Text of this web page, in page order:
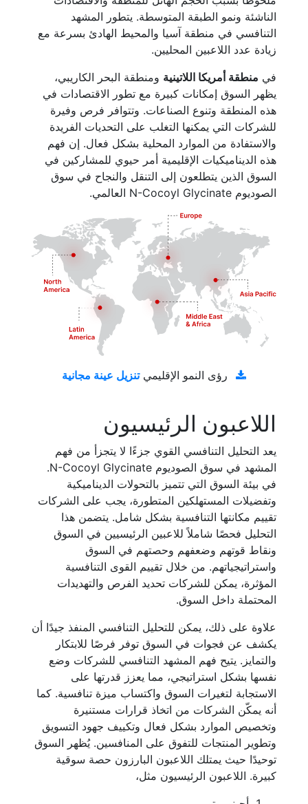
الناشئة ونمو الطبقة المتوسطة. يتطور المشهد
التنافسي في منطقة آسيا والمحيط الهادئ بسرعة مع
زيادة عدد اللاعبين المحليين.
في منطقة أمريكا اللاتينية ومنطقة البحر الكاريبي،
يظهر السوق إمكانات كبيرة مع تطور الاقتصادات في
هذه المنطقة وتنوع الصناعات. وتتوافر فرص وفيرة
للشركات التي يمكنها التغلب على التحديات الفريدة
والاستفادة من الموارد المحلية بشكل فعال. إن فهم
هذه الديناميكيات الإقليمية أمر حيوي للمشاركين في
السوق الذين يتطلعون إلى التنقل والنجاح في سوق
الصوديوم N-Cocoyl Glycinate العالمي.
رؤى النمو الإقليمي
اللاعبون الرئيسيون
يعد التحليل التنافسي القوي جزءًا لا يتجزأ من فهم
المشهد في سوق الصوديوم N-Cocoyl Glycinate.
في بيئة السوق التي تتميز بالتحولات الديناميكية
وتفضيلات المستهلكين المتطورة، يجب على الشركات
تقييم مكانتها التنافسية بشكل شامل. يتضمن هذا
التحليل فحصًا شاملاً للاعبين الرئيسيين في السوق
ونقاط قوتهم وضعفهم وحصتهم في السوق
واستراتيجياتهم. من خلال تقييم القوى التنافسية
المؤثرة، يمكن للشركات تحديد الفرص والتهديدات
المحتملة داخل السوق.
علاوة على ذلك، يمكن للتحليل التنافسي المنفذ جيدًا أن
يكشف عن فجوات في السوق توفر فرصًا للابتكار
والتمايز. يتيح فهم المشهد التنافسي للشركات وضع
نفسها بشكل استراتيجي، مما يعزز قدرتها على
الاستجابة لتغيرات السوق واكتساب ميزة تنافسية. كما
أنه يمكّن الشركات من اتخاذ قرارات مستنيرة
وتخصيص الموارد بشكل فعال وتكييف جهود التسويق
وتطوير المنتجات للتفوق على المنافسين. يُظهر السوق
توحيدًا حيث يمتلك اللاعبون البارزون حصة سوقية
كبيرة. اللاعبون الرئيسيون مثل،